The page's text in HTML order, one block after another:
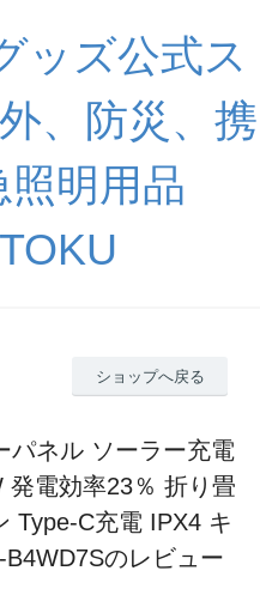
ッズ公式ス
、防災、携
明用品
ショップへ戻る
パネル ソーラー充電
発電効率23％ 折り畳
Type-C充電 IPX4 キ
のレビュー